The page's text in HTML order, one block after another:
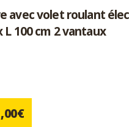
avec volet roulant
L 100 cm 2 vantaux
,00€